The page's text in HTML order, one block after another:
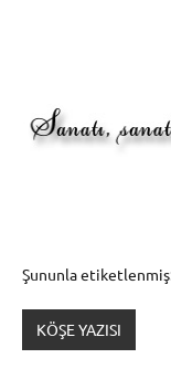
Şununla
KÖŞE YAZISI